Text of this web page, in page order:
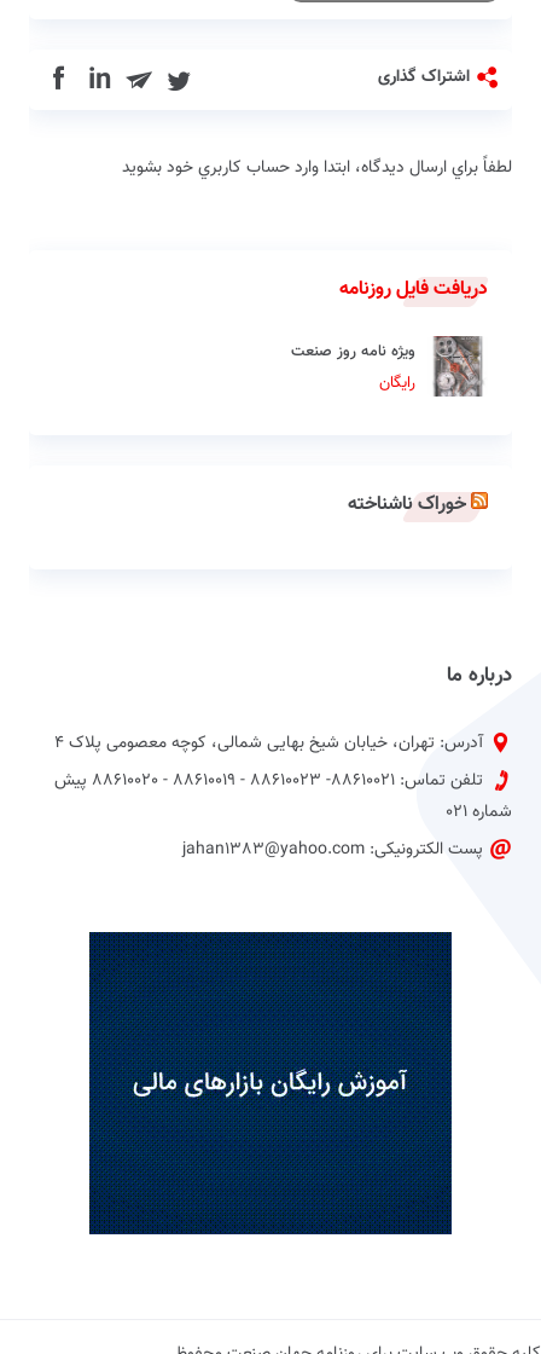
اشتراک گذاری in
لطفاً براي ارسال دیدگاه، ابتدا وارد حساب كاربري خود بشويد
دریافت فایل روزنامه
ویژه نامه روز صنعت
رایگان
خوراک ناشناخته
درباره ما
آدرس: تهران، خیابان شیخ بهایی شمالی، کوچه معصومی پلاک 4
تلفن تماس: 88610021- 88610023 - 88610019 - 88610020 پیش
شماره 021
پست الکترونیکی: jahan1383@yahoo.com